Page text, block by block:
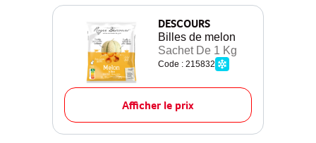
DESCOURS
Billes de melon
Sachet De 1 Kg
Code : 215832
Afficher le prix